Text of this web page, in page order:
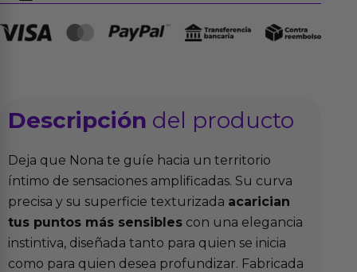
Descripción del producto
Deja que Nona te guíe hacia un territorio
íntimo de sensaciones amplificadas. Su curva
precisa y su superficie texturizada acarician
tus puntos más sensibles con una elegancia
instintiva, diseñada tanto para quien se inicia
como para quien desea profundizar. Fabricada